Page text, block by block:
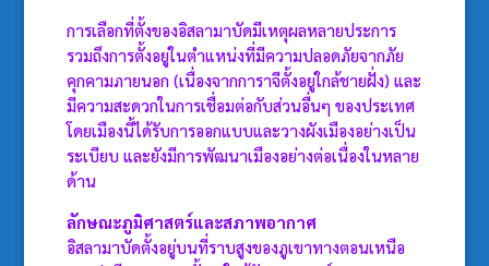
การเลือกที่ตั้งของอิสลามาบัดมีเหตุผลหลายประการ
รวมถึงการตั้งอยู่ในตำแหน่งที่มีความปลอดภัยจากภัย
คุกคามภายนอก (เนื่องจากการาจีตั้งอยู่ใกล้ชายฝั่ง) และ
มีความสะดวกในการเชื่อมต่อกับส่วนอื่นๆ ของประเทศ
โดยเมืองนี้ได้รับการออกแบบและวางผังเมืองอย่างเป็น
ระเบียบ และยังมีการพัฒนาเมืองอย่างต่อเนื่องในหลาย
ด้าน
ลักษณะภูมิศาสตร์และสภาพอากาศ
อิสลามาบัดตั้งอยู่บนที่ราบสูงของภูเขาทางตอนเหนือ